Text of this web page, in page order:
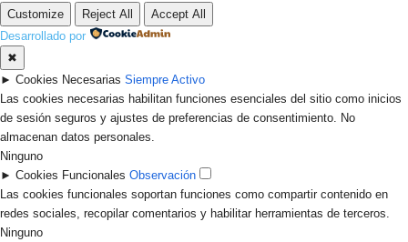
Customize Reject All
Accept All
Desarrollado por
✖
► Cookies Necesarias Siempre Activo
Las cookies necesarias habilitan funciones esenciales del sitio como inicios
de sesión seguros y ajustes de preferencias de consentimiento. No
almacenan datos personales.
Ninguno
► Cookies Funcionales Observación
Las cookies funcionales soportan funciones como compartir contenido en
redes sociales, recopilar comentarios y habilitar herramientas de terceros.
Ninguno